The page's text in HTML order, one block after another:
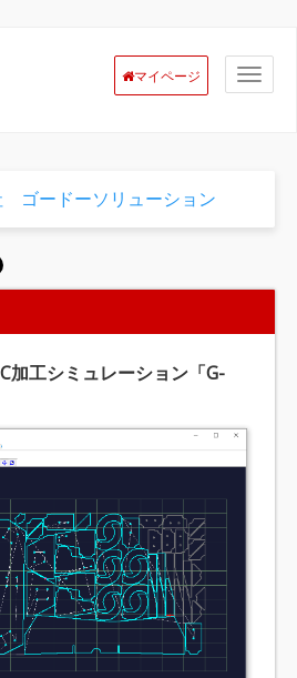
マイページ
ゴードーソリューション
加工シミュレーション「G-